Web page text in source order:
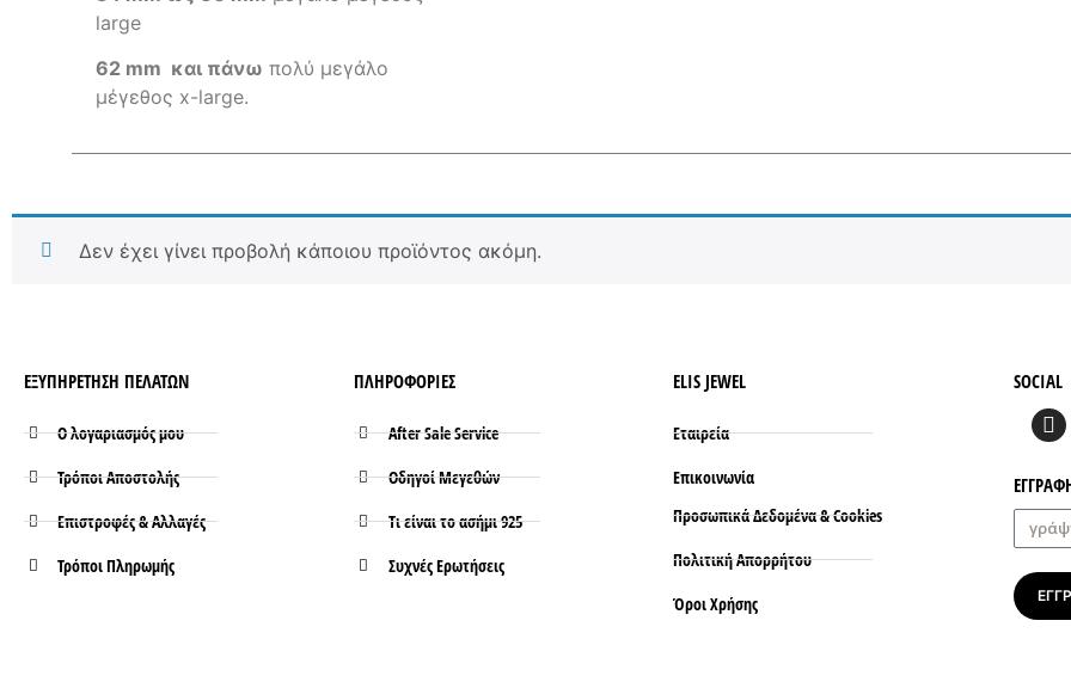
large
62 mm και πάνω πολύ μεγάλο
μέγεθος x-large.
Δεν έχει γίνει προβολή κάποιου προϊόντος ακόμη.
ΕΞΥΠΗΡΕΤΗΣΗ ΠΕΛΑΤΩΝ
Ο λογαριασμός μου
Τρόποι Aποστολής
Επιστροφές & Αλλαγές
Τρόποι Πληρωμής
ΠΛΗΡΟΦΟΡΙΕΣ
After Sale Service
Οδηγοί Μεγεθών
Τι είναι το ασήμι 925
Συχνές Ερωτήσεις
ELIS JEWEL
Εταιρεία
Επικοινωνία
Προσωπικά Δεδομένα & Cookies
Πολιτική Απορρήτου
Όροι Xρήσης
SOCIAL